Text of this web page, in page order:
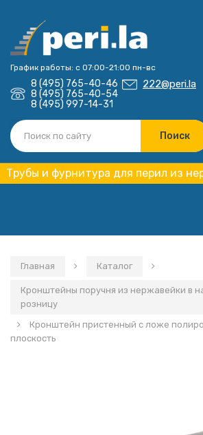
График работы: с 07:00-21:00 пн-вс
8 (495) 765-40-46
8 (495) 765-40-54
8 (495) 997-14-31
222@peri.la
Трубы и фурнитура для перил из
Главная Каталог
Кронштейны поручня из нержавейки в
розницу
Кронштейн пристенный с ложе
плоскость